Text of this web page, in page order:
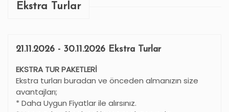
Ekstra Turlar
21.11.2026 - 30.11.2026 Ekstra Turlar
EKSTRA TUR PAKETLERİ
Ekstra turları buradan ve önceden almanızın size
avantajları;
* Daha Uygun Fiyatlar ile alırsınız.